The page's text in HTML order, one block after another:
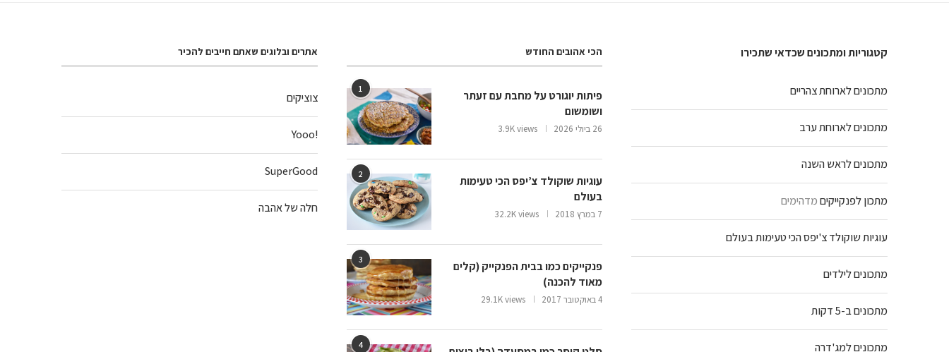
קטגוריות ומתכונים שכדאי שתכירו
מתכונים לארוחת צהריים
מתכונים לארוחת ערב
מתכונים לראש השנה
מתכון לפנקייקיםמדהימים
עוגיות שוקולד צ'יפס הכי טעימות בעולם
מתכונים לילדים
מתכונים ב-5 דקות
מתכונים למג'דרה
הכי אהובים החודש
1
פיתות יוגורט על מחבת עם זעתר
ושומשום
26 ביולי 2026 3.9K views
2
עוגיות שוקולד צ’יפס הכי טעימות
בעולם
7 במרץ 2018 32.2K views
3
פנקייקים כמו בבית הפנקייק (קלים
מאוד להכנה)
4 באוקטובר 2017 29.1K views
4
אתרים ובלוגים שאתם חייבים להכיר
צוציקים
!Yooo
SuperGood
חלה של אהבה